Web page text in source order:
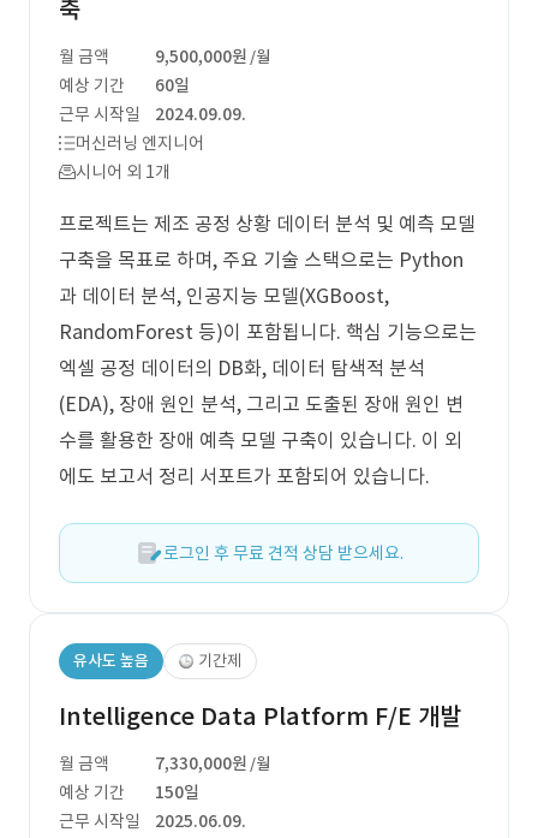
축
월 금액 9,500,000원 /월
예상 기간
60일
근무 시작일
2024.09.09.
머신러닝 엔지니어
시니어 외 1개
프로젝트는 제조 공정 상황 데이터 분석 및 예측 모델
구축을 목표로 하며, 주요 기술 스택으로는 Python
과 데이터 분석, 인공지능 모델(XGBoost,
RandomForest 등)이 포함됩니다. 핵심 기능으로는
엑셀 공정 데이터의 DB화, 데이터 탐색적 분석
(EDA), 장애 원인 분석, 그리고 도출된 장애 원인 변
수를 활용한 장애 예측 모델 구축이 있습니다. 이 외
에도 보고서 정리 서포트가 포함되어 있습니다.
로그인 후 무료 견적 상담 받으세요.
유사도 높음 기간제
Intelligence Data Platform F/E 개발
월 금액 7,330,000원 /월
예상 기간
150일
근무 시작일
2025.06.09.